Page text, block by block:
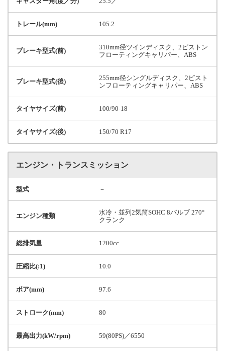
トレール(mm) 105.2
ブレーキ型式(前)
310mm径ツインディスク、2ピストン
フローティングキャリパー、ABS
ブレーキ型式(後)
255mm径シングルディスク、2ピスト
ンフローティングキャリパー、ABS
タイヤサイズ(前) 100/90-18
タイヤサイズ(後) 150/70 R17
エンジン・トランスミッション
型式 －
エンジン種類
水冷・並列2気筒SOHC 8バルブ 270°
クランク
総排気量 1200cc
圧縮比(:1) 10.0
ボア(mm) 97.6
ストローク(mm) 80
最高出力(kW/rpm) 59(80PS)／6550